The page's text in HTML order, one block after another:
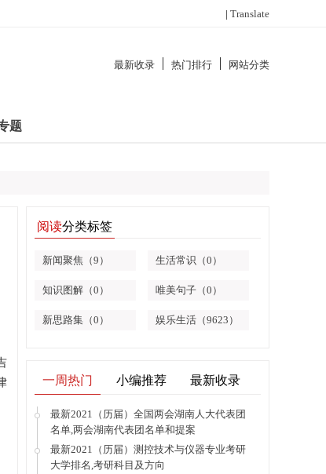
| Translate
最新收录 热门排行 网站分类
题
阅读分类标签
新闻聚焦（9） 生活常识（0）
知识图解（0） 唯美句子（0）
新思路集（0） 娱乐生活（9623）
一周热门 小编推荐 最新收录
最新2021（历届）全国两会湖南人大代表团
名单,两会湖南代表团名单和提案
最新2021（历届）测控技术与仪器专业考研
大学排名,考研科目及方向